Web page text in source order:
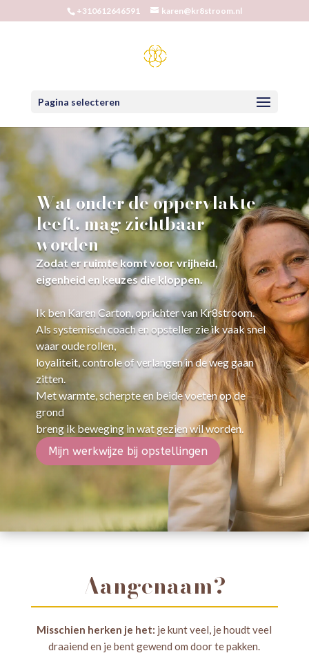
+310612646591 karen@kr8stroom.nl
Pagina selecteren
Wat onder de oppervlakte
leeft, mag zichtbaar
worden
Zodat er ruimte komt voor vrijheid,
eigenheid en keuzes die kloppen.
Ik ben Karen Carton, oprichter van Kr8stroom.
Als systemisch coach en opsteller zie ik vaak snel
waar oude rollen,
loyaliteit, controle of verlangen in de weg gaan
zitten.
Met warmte, scherpte en beide voeten op de
grond
breng ik beweging in wat gezien wil worden.
Mijn werkwijze bij opstellingen
Aangenaam?
Misschien herken je het: je kunt veel, je houdt veel
draaiend en je bent gewend om door te pakken.